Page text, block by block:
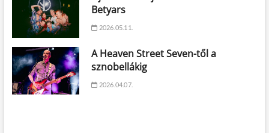
Betyars
2026.05.11.
A Heaven Street Seven-től a
sznobellákig
2026.04.07.